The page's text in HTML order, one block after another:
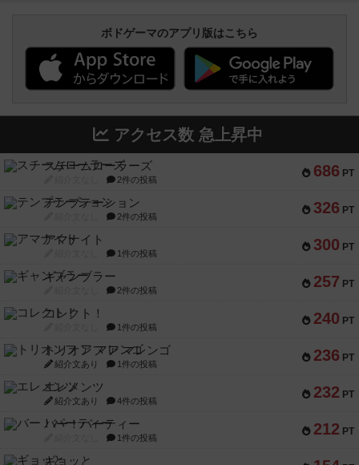
ボドゲーマのアプリ版はこちら
アクセス数 急上昇中
686 PT
スチームローラーズ
2件の投稿
326 PT
テンプテーション
2件の投稿
300 PT
アマナイト
1件の投稿
257 PT
ギャンブラー
2件の投稿
240 PT
コレクト！
1件の投稿
236 PT
トリオンフ ア マレンゴ
紹介文あり 1件の投稿
232 PT
エレメンツ
紹介文あり 4件の投稿
212 PT
バー！パーティー
1件の投稿
ギョッと